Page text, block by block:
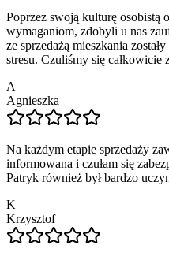
Poprzez swoją kulturę osobistą
wymaganiom, zdobyli u nas
ze sprzedażą mieszkania
stresu. Czuliśmy się całkowicie
A
Agnieszka
Na każdym etapie sprzedaży
informowana i czułam się
Patryk również był bardzo
K
Krzysztof